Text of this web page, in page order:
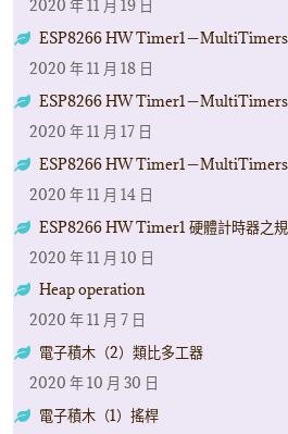
2020 年 11 月 19 日
ESP8266 HW Timer1－MultiTimers
2020 年 11 月 18 日
ESP8266 HW Timer1－
2020 年 11 月 17 日
ESP8266 HW Timer1－
2020 年 11 月 14 日
ESP8266 HW Timer1 硬體計時器之
2020 年 11 月 10 日
Heap operation
2020 年 11 月 7 日
電子積木（2）類比多工器
2020 年 10 月 30 日
電子積木（1）搖桿